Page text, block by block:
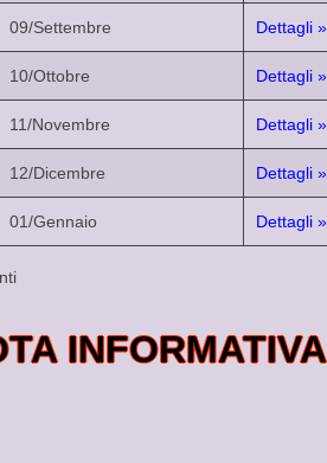
09/Settembre Dettagli »
10/Ottobre Dettagli »
11/Novembre Dettagli »
12/Dicembre Dettagli »
01/Gennaio Dettagli »
INFORMATIVA